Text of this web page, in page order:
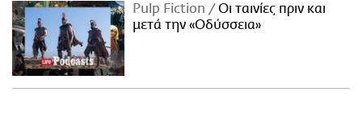
Pulp Fiction
Οι ταινίες πριν και
μετά την «Οδύσσεια»